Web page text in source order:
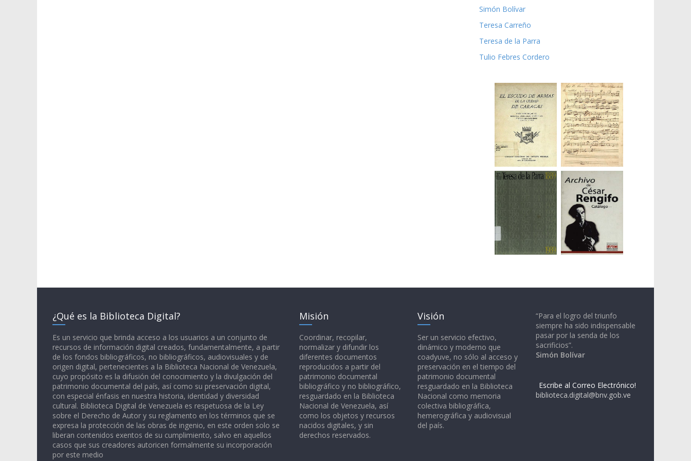
Simón Bolívar
Teresa Carreño
Teresa de la Parra
Tulio Febres Cordero
¿Qué es la Biblioteca Digital?
Es un servicio que brinda acceso a los usuarios a un conjunto de
recursos de información digital creados, fundamentalmente, a partir
de los fondos bibliográficos, no bibliográficos, audiovisuales y de
origen digital, pertenecientes a la Biblioteca Nacional de Venezuela,
cuyo propósito es la difusión del conocimiento y la divulgación del
patrimonio documental del país, así como su preservación digital,
con especial énfasis en nuestra historia, identidad y diversidad
cultural. Biblioteca Digital de Venezuela es respetuosa de la Ley
sobre el Derecho de Autor y su reglamento en los términos que se
expresa la protección de las obras de ingenio, en este orden solo se
liberan contenidos exentos de su cumplimiento, salvo en aquellos
casos que sus creadores autoricen formalmente su incorporación
por este medio
Misión
Coordinar, recopilar,
normalizar y difundir los
diferentes documentos
reproducidos a partir del
patrimonio documental
bibliográfico y no bibliográfico,
resguardado en la Biblioteca
Nacional de Venezuela, así
como los objetos y recursos
nacidos digitales, y sin
derechos reservados.
Visión
Ser un servicio efectivo,
dinámico y moderno que
coadyuve, no sólo al acceso y
preservación en el tiempo del
patrimonio documental
resguardado en la Biblioteca
Nacional como memoria
colectiva bibliográfica,
hemerográfica y audiovisual
del país.
“Para el logro del triunfo
siempre ha sido indispensable
pasar por la senda de los
sacrificios”.
Simón Bolívar
Escribe al Correo Electrónico!
biblioteca.digital@bnv.gob.ve